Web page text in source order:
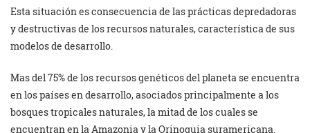
Esta situación es consecuencia de las prácticas depredadoras
y destructivas de los recursos naturales, característica de sus
modelos de desarrollo.
Mas del 75% de los recursos genéticos del planeta se encuentra
en los países en desarrollo, asociados principalmente a los
bosques tropicales naturales, la mitad de los cuales se
encuentran en la Amazonia y la Orinoquia suramericana.